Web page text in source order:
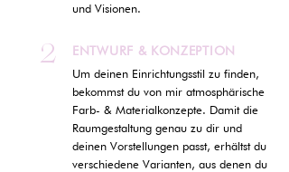
und Visionen.
2
ENTWURF & KONZEPTION
Um deinen Einrichtungsstil zu finden,
bekommst du von mir atmosphärische
Farb- & Materialkonzepte. Damit die
Raumgestaltung genau zu dir und
deinen Vorstellungen passt, erhältst du
verschiedene Varianten, aus denen du